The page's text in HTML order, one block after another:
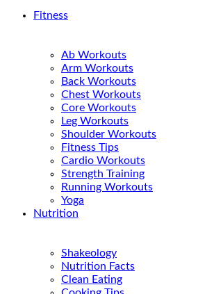
Fitness
Ab Workouts
Arm Workouts
Back Workouts
Chest Workouts
Core Workouts
Leg Workouts
Shoulder Workouts
Fitness Tips
Cardio Workouts
Strength Training
Running Workouts
Yoga
Nutrition
Shakeology
Nutrition Facts
Clean Eating